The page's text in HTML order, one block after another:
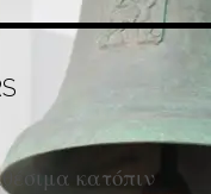
κατόπιν